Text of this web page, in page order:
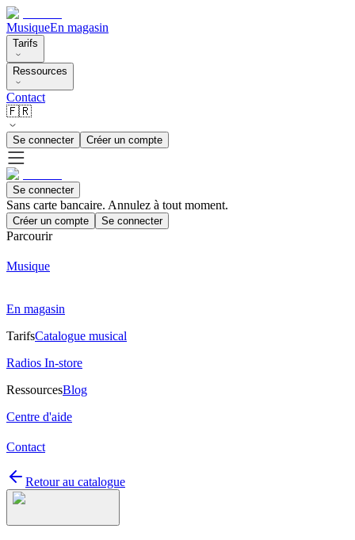
MusiqueEn magasin
Tarifs
Ressources
Contact
🇫🇷
Se connecter Créer un compte
Se connecter
Sans carte bancaire. Annulez à tout moment.
Créer un compte Se connecter
Parcourir
Musique
En magasin
TarifsCatalogue musical
Radios In-store
RessourcesBlog
Centre d'aide
Contact
Retour au catalogue